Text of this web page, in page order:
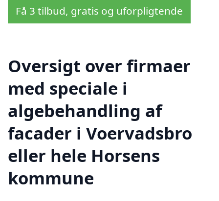
Få 3 tilbud, gratis og uforpligtende
Oversigt over firmaer
med speciale i
algebehandling af
facader i Voervadsbro
eller hele Horsens
kommune